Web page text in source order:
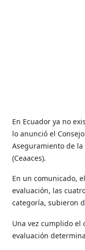
En Ecuador ya no
lo anunció el
Aseguramiento de
(Ceaaces).
En un comunicado,
evaluación, las
categoría, subieron
Una vez cumplido el
evaluación